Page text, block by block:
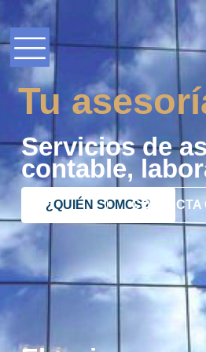
Tu
Servicios de
contable,
¿QUIÉN SOMOS?CONTACTA